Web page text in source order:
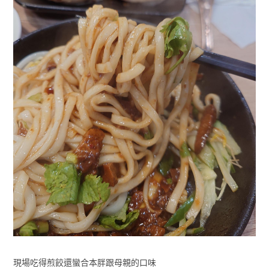
現場吃得煎餃還蠻合本胖跟母親的口味